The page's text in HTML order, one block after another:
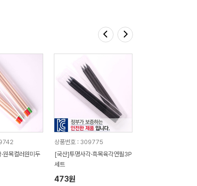
원목컬러원미두
상품번호 : 309775
[국산]투명사각·흑목육각연필3P
세트
473원